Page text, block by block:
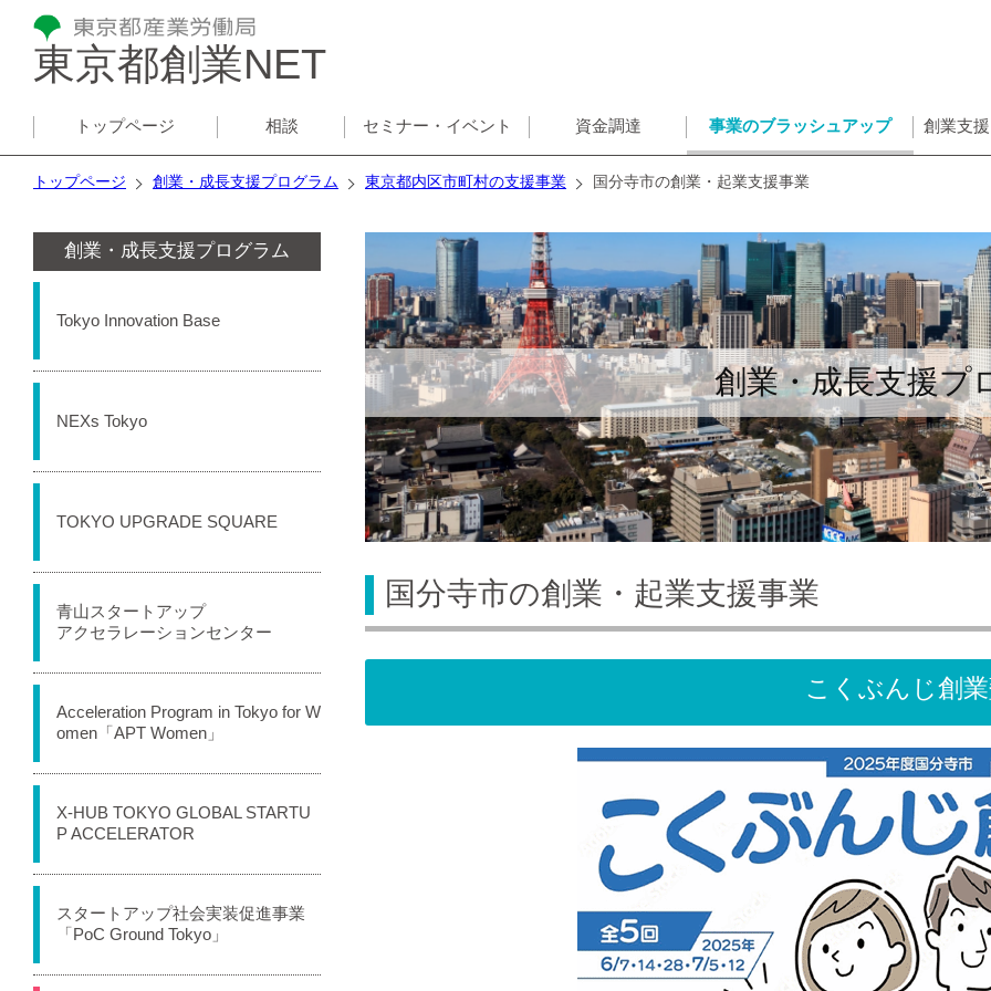
東京都創業NET
トップページ 相談 セミナー・イベント 資金調達 事業のブラッシュアップ 創業支
トップページ 創業・成長支援プログラム 東京都内区市町村の支援事業 国分寺市の創業・起業支援事業
創業・成長支援プ
国分寺市の創業・起業支援事業
こくぶんじ創
創業・成長支援プログラム
Tokyo Innovation Base
NEXs Tokyo
TOKYO UPGRADE SQUARE
青山スタートアップ
アクセラレーションセンター
Acceleration Program in Tokyo for W
omen「APT Women」
X-HUB TOKYO GLOBAL STARTU
P ACCELERATOR
スタートアップ社会実装促進事業
「PoC Ground Tokyo」